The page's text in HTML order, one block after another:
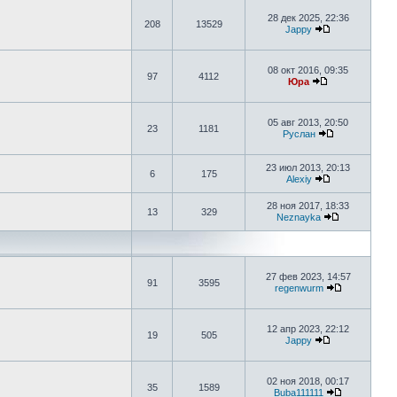
208 13529
28 дек 2025, 22:36
Jappy
97 4112
08 окт 2016, 09:35
Юра
23 1181
05 авг 2013, 20:50
Руслан
6 175
23 июл 2013, 20:13
Alexiy
13 329
28 ноя 2017, 18:33
Neznayka
91 3595
27 фев 2023, 14:57
regenwurm
19 505
12 апр 2023, 22:12
Jappy
35 1589
02 ноя 2018, 00:17
Buba111111